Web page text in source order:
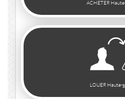
ACHETER
LOUER Haute-